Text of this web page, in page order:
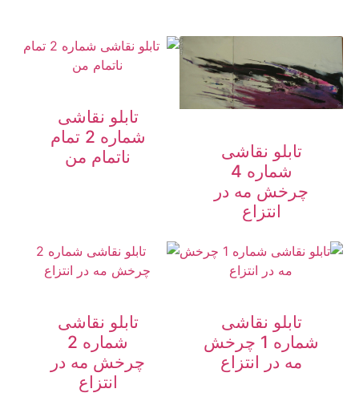
تابلو نقاشی
شماره 4
چرخش مه در
انتزاع
تابلو نقاشی
شماره 2 تمام
ناتمام من
تابلو نقاشی
شماره 1 چرخش
مه در انتزاع
تابلو نقاشی
شماره 2
چرخش مه در
انتزاع